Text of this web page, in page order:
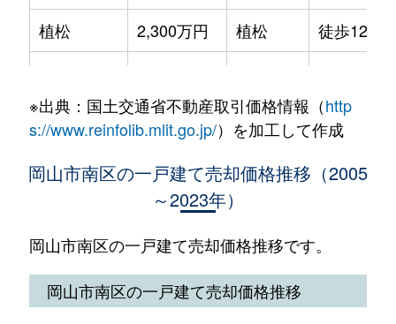
植松
2,300万円 植松
徒歩12分
内尾
3,300万円 妹尾
徒歩14分
1,900万円
浦安本町
980万円 岡山
大福
1,500万円 妹尾
※出典：国土交通省不動産取引価格情報（http
s://www.reinfolib.mlit.go.jp/）を加工して作成
岡山市南区の一戸建て売却価格推移（2005
～2023年）
岡山市南区の一戸建て売却価格推移です。
岡山市南区の一戸建て売却価格推移